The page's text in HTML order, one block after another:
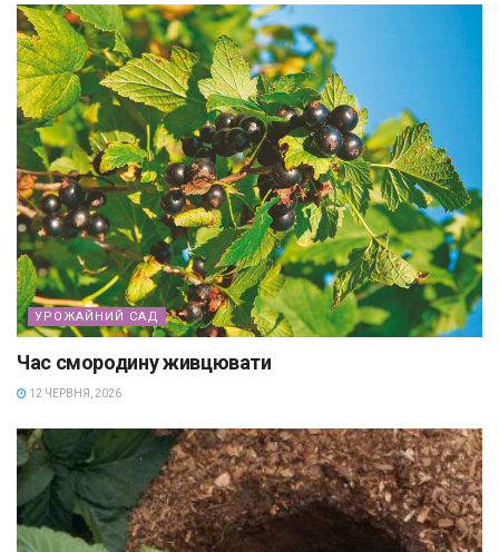
УРОЖАЙНИЙ САД
Час смородину живцювати
12 ЧЕРВНЯ, 2026